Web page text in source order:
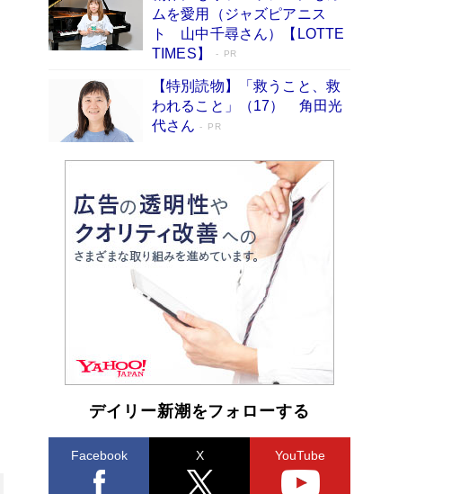
皇室はなぜ世界から尊敬されているのか？ 「天
皇陛下はお元気でおられるか」がサウジ国王の第
一声になる理由
Book Bang
ムを愛用（ジャズピアニス
ト 山中千尋さん）【LOTTE
TIMES】
PR
【特別読物】「救うこと、救
われること」（17） 角田光
代さん
PR
デイリー新潮をフォローする
Facebook X YouTube